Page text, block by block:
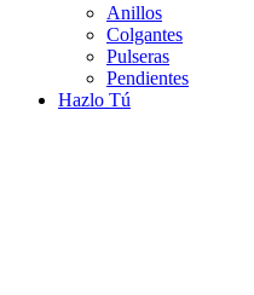
Anillos
Colgantes
Pulseras
Pendientes
Hazlo Tú